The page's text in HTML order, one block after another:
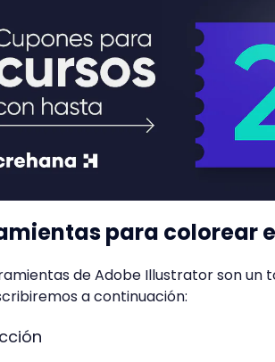
para colorear
de Adobe Illustrator son un
a continuación: